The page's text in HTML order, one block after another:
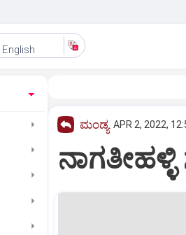
English
ಮಂಡ್ಯ APR 2, 2022,